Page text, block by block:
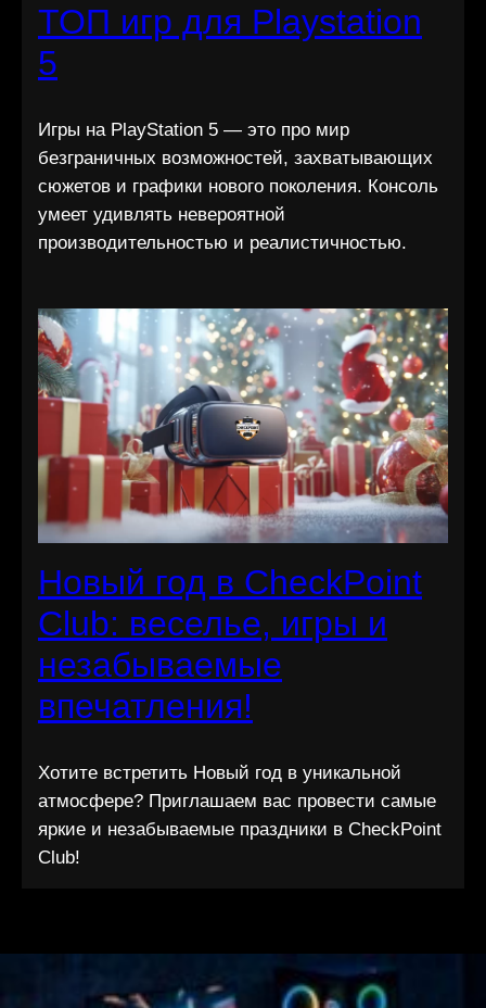
ТОП игр для Playstation
5
Игры на PlayStation 5 — это про мир
безграничных возможностей, захватывающих
сюжетов и графики нового поколения. Консоль
умеет удивлять невероятной
производительностью и реалистичностью.
Новый год в CheckPoint
Club: веселье, игры и
незабываемые
впечатления!
Хотите встретить Новый год в уникальной
атмосфере? Приглашаем вас провести самые
яркие и незабываемые праздники в CheckPoint
Club!